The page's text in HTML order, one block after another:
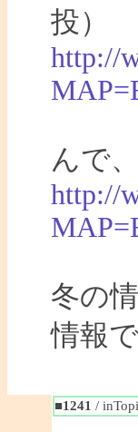
投）
http://
んで
http://
冬の
情報
■1241 /